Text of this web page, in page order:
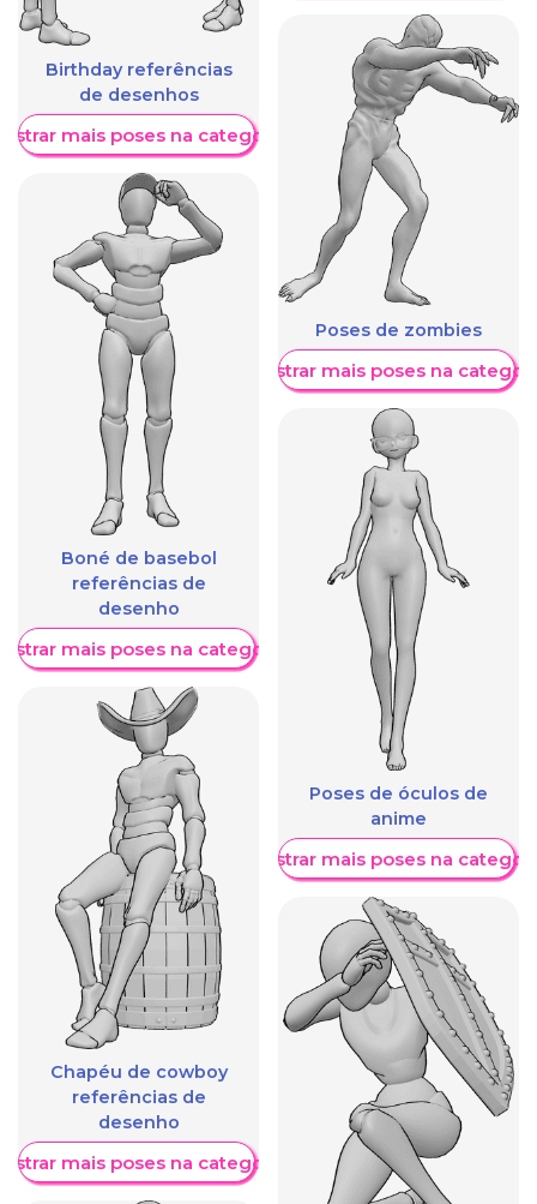
Birthday referências
de desenhos
mais poses na categoria
Boné de basebol
referências de
desenho
mais poses na categoria
Chapéu de cowboy
referências de
desenho
mais poses na categoria
Poses de zombies
Mostrar mais poses na
Poses de óculos de
anime
Mostrar mais poses na